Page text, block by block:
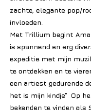
zachte, elegante pop/
invloeden.
Met Trillium begint
is spannend en erg
expeditie met mijn
te ontdekken en te
een artiest gedurende
het is mijn kindje” Op
bekenden te vinden als